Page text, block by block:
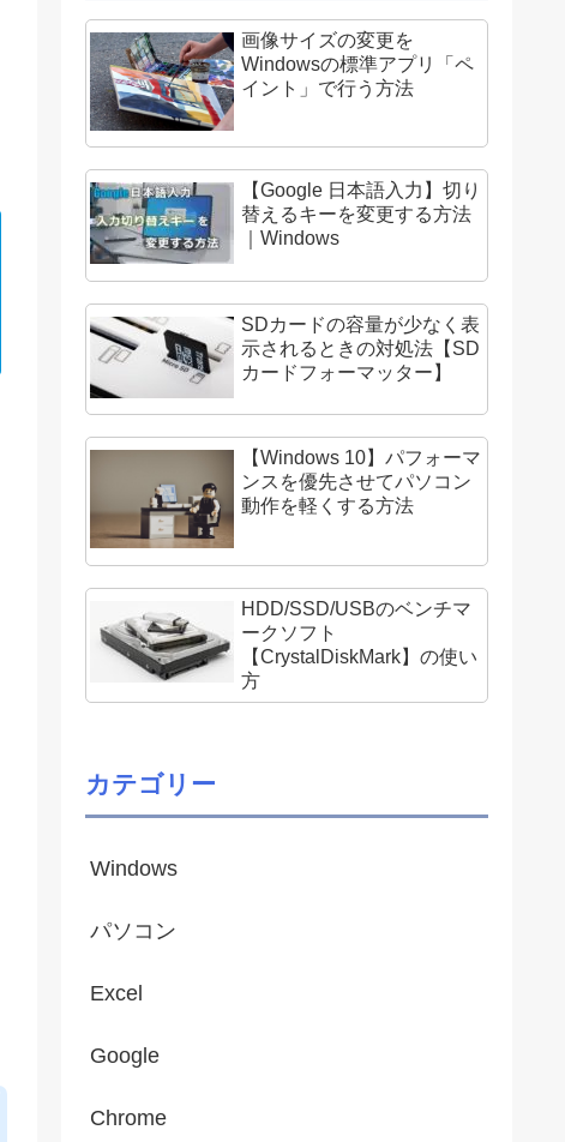
画像サイズの変更を
Windowsの標準アプリ「ペ
イント」で行う方法
【Google 日本語入力】切り
替えるキーを変更する方法
｜Windows
SDカードの容量が少なく表
示されるときの対処法【SD
カードフォーマッター】
【Windows 10】パフォーマ
ンスを優先させてパソコン
動作を軽くする方法
HDD/SSD/USBのベンチマ
ークソフト
【CrystalDiskMark】の使い
方
カテゴリー
Windows
パソコン
Excel
Google
Chrome